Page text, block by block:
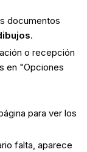
documentos
.
o recepción
en "Opciones
para ver los
falta, aparece